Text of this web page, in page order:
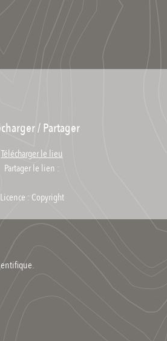
/ Partager
Télécharger le lieu
Partager le lien :
Licence : Copyright